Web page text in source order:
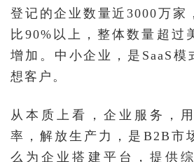
登记的企业数量近3000万家
比90%以上，整体数量超过
增加。中小企业，是SaaS模
想客户。
从本质上看，企业服务，
率，解放生产力，是B2B市
么为企业搭建平台，提供